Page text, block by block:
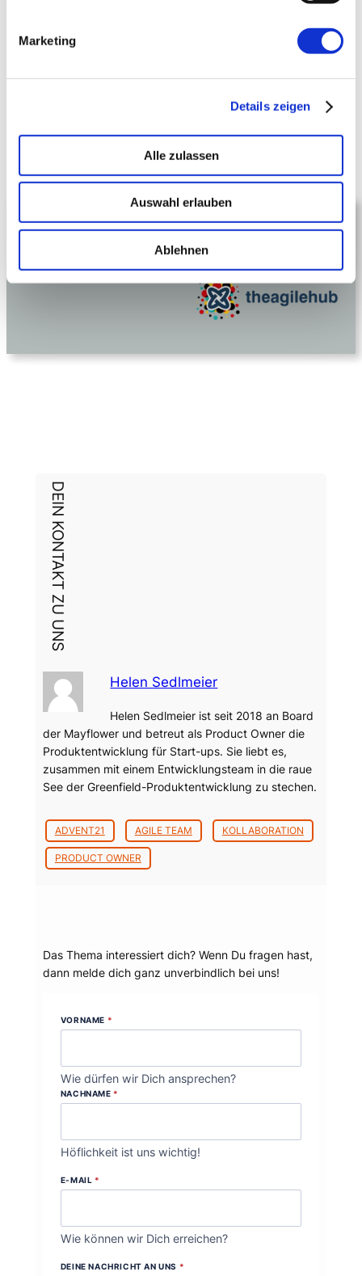
Marketing
Details zeigen
Alle zulassen
Auswahl erlauben
Ablehnen
Agile Insights #2.26
herunterladen.
Übrigens: Agiler Austausch gefällig?
Lust auf Agile Events?
DEIN KONTAKT ZU UNS
Helen Sedlmeier
Helen Sedlmeier ist seit 2018 an Board
der Mayflower und betreut als Product Owner die
Produktentwicklung für Start-ups. Sie liebt es,
zusammen mit einem Entwicklungsteam in die raue
See der Greenfield-Produktentwicklung zu stechen.
ADVENT21 AGILE TEAM KOLLABORATION
PRODUCT OWNER
Das Thema interessiert dich? Wenn Du fragen hast,
dann melde dich ganz unverbindlich bei uns!
VORNAME *
Wie dürfen wir Dich ansprechen?
NACHNAME *
Höflichkeit ist uns wichtig!
E-MAIL *
Wie können wir Dich erreichen?
DEINE NACHRICHT AN UNS *